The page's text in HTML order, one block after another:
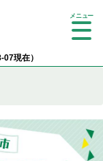
現在）
Tog